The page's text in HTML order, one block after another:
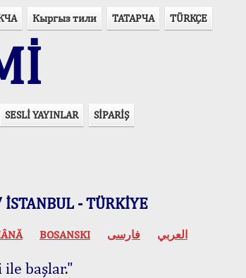
Кыргыз тили ТАТАРЧА TÜRKÇE
SESLİ YAYINLAR SİPARİŞ
- TÜRKİYE
BOSANSKI العربي فارسی
başlar."